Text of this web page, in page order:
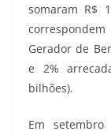
somaram R$
Gerador de
e 2%
bilhões).
Em